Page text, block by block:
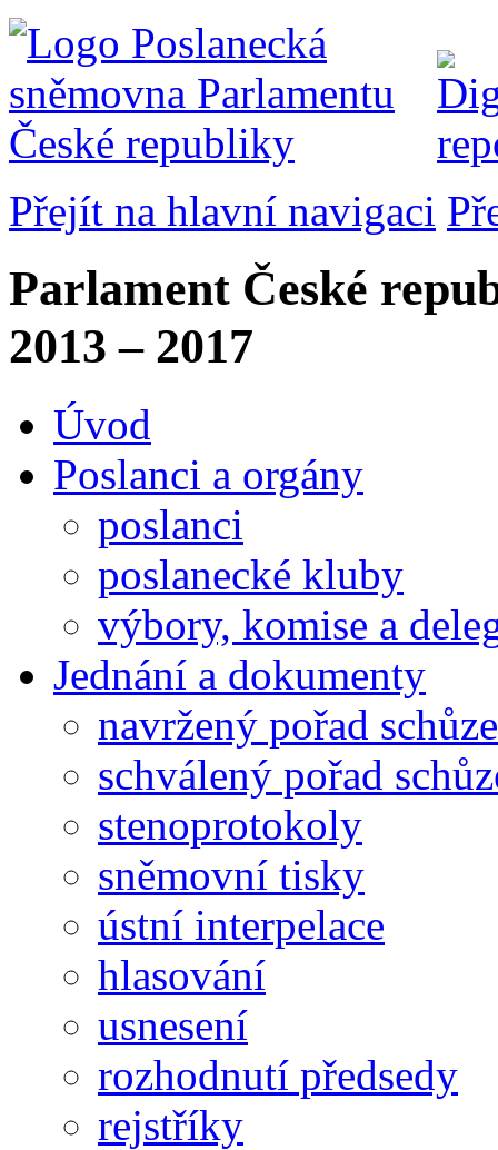
Přejít na hlavní navigaci
Parlament České
2013 – 2017
Úvod
Poslanci a orgány
poslanci
poslanecké kluby
výbory, komise a
Jednání a dokumenty
navržený pořad schůze
schválený pořad
stenoprotokoly
sněmovní tisky
ústní interpelace
hlasování
usnesení
rozhodnutí předsedy
rejstříky